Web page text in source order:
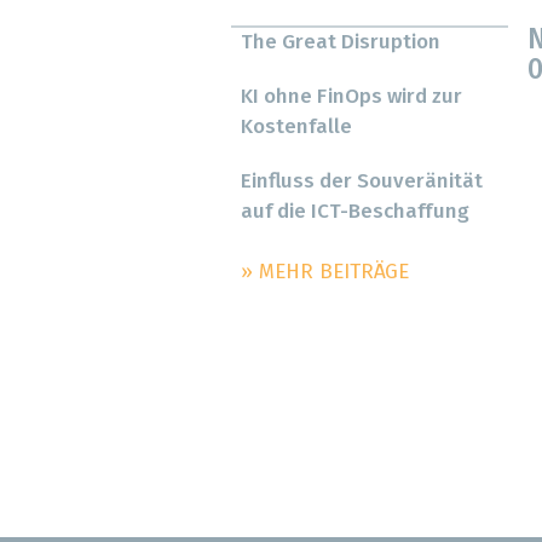
The Great Disruption
KI ohne FinOps wird zur
Kostenfalle
Einfluss der Souveränität
auf die ICT-Beschaffung
» MEHR BEITRÄGE